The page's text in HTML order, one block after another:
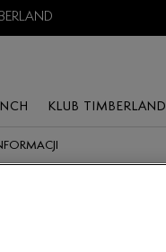
KLUB TIMBERLAND